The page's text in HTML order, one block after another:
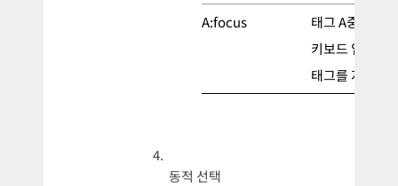
A:focus
태그 A중 사용
키보드 입력을
태그를 지정
동적 선택